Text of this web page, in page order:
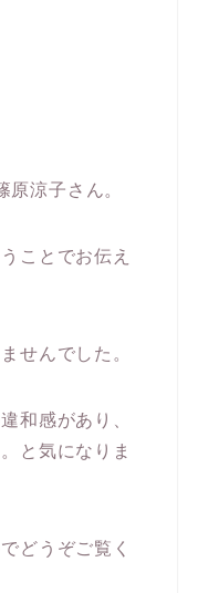
涼子さん。
ことでお伝え
せんでした。
和感があり、
と気になりま
どうぞご覧く